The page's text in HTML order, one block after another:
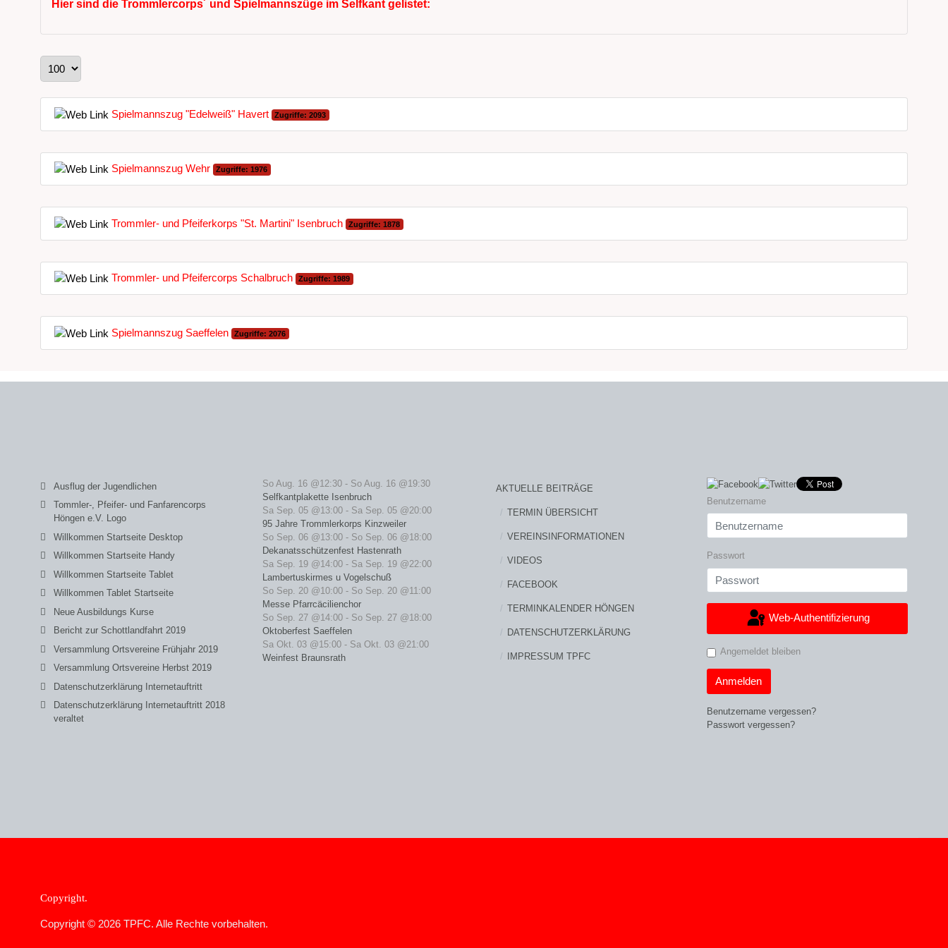
Hier sind die Trommlercorps´ und Spielmannszüge im Selfkant gelistet:
Anzeige #
Spielmannszug "Edelweiß" Havert Zugriffe: 2093
Spielmannszug Wehr Zugriffe: 1976
Trommler- und Pfeiferkorps "St. Martini" Isenbruch Zugriffe: 1878
Trommler- und Pfeifercorps Schalbruch Zugriffe: 1989
Spielmannszug Saeffelen Zugriffe: 2076
Ausflug der Jugendlichen
Tommler-, Pfeifer- und Fanfarencorps
Höngen e.V. Logo
Willkommen Startseite Desktop
Willkommen Startseite Handy
Willkommen Startseite Tablet
Willkommen Tablet Startseite
Neue Ausbildungs Kurse
Bericht zur Schottlandfahrt 2019
Versammlung Ortsvereine Frühjahr 2019
Versammlung Ortsvereine Herbst 2019
Datenschutzerklärung Internetauftritt
Datenschutzerklärung Internetauftritt 2018
veraltet
So Aug. 16 @12:30 - So Aug. 16 @19:30
Selfkantplakette Isenbruch
Sa Sep. 05 @13:00 - Sa Sep. 05 @20:00
95 Jahre Trommlerkorps Kinzweiler
So Sep. 06 @13:00 - So Sep. 06 @18:00
Dekanatsschützenfest Hastenrath
Sa Sep. 19 @14:00 - Sa Sep. 19 @22:00
Lambertuskirmes u Vogelschuß
So Sep. 20 @10:00 - So Sep. 20 @11:00
Messe Pfarrcäcilienchor
So Sep. 27 @14:00 - So Sep. 27 @18:00
Oktoberfest Saeffelen
Sa Okt. 03 @15:00 - Sa Okt. 03 @21:00
Weinfest Braunsrath
AKTUELLE BEITRÄGE
TERMIN ÜBERSICHT
VEREINSINFORMATIONEN
VIDEOS
FACEBOOK
TERMINKALENDER HÖNGEN
DATENSCHUTZERKLÄRUNG
IMPRESSUM TPFC
Benutzername
Passwort
Web-Authentifizierung
Angemeldet bleiben
Anmelden
Benutzername vergessen?
Passwort vergessen?
Copyright
Copyright © 2026 TPFC. Alle Rechte vorbehalten.